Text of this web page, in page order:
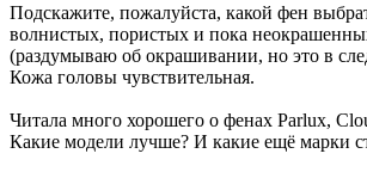
Подскажите, пожалуйста, какой фен
волнистых, пористых и пока
(раздумываю об окрашивании, но это в
Кожа головы чувствительная.
Читала много хорошего о фенах Parlux,
Какие модели лучше? И какие ещё марки